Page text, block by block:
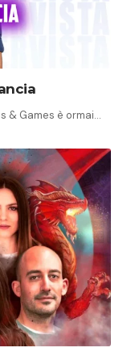
& Games è ormai…